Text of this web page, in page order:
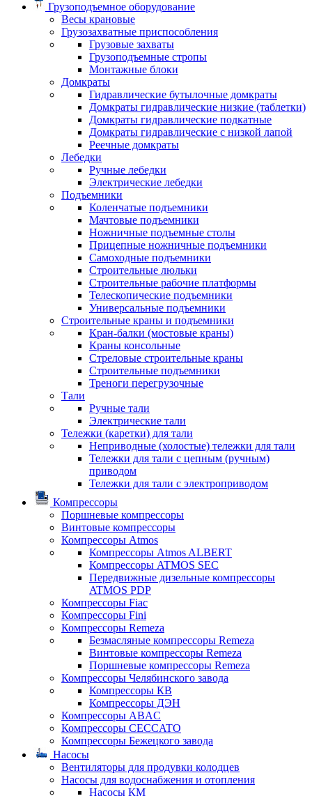
Грузоподъемное оборудование
Весы крановые
Грузозахватные приспособления
Грузовые захваты
Грузоподъемные стропы
Монтажные блоки
Домкраты
Гидравлические бутылочные домкраты
Домкраты гидравлические низкие (таблетки)
Домкраты гидравлические подкатные
Домкраты гидравлические с низкой лапой
Реечные домкраты
Лебедки
Ручные лебедки
Электрические лебедки
Подъемники
Коленчатые подъемники
Мачтовые подъемники
Ножничные подъемные столы
Прицепные ножничные подъемники
Самоходные подъемники
Строительные люльки
Строительные рабочие платформы
Телескопические подъемники
Универсальные подъемники
Строительные краны и подъемники
Кран-балки (мостовые краны)
Краны консольные
Стреловые строительные краны
Строительные подъемники
Треноги перегрузочные
Тали
Ручные тали
Электрические тали
Тележки (каретки) для тали
Неприводные (холостые) тележки для тали
Тележки для тали с цепным (ручным)
приводом
Тележки для тали с электроприводом
Компрессоры
Поршневые компрессоры
Винтовые компрессоры
Компрессоры Atmos
Компрессоры Atmos ALBERT
Компрессоры ATMOS SEC
Передвижные дизельные компрессоры
ATMOS PDP
Компрессоры Fiac
Компрессоры Fini
Компрессоры Remeza
Безмасляные компрессоры Remeza
Винтовые компрессоры Remeza
Поршневые компрессоры Remeza
Компрессоры Челябинского завода
Компрессоры КВ
Компрессоры ДЭН
Компрессоры ABAC
Компрессоры CECCATO
Компрессоры Бежецкого завода
Насосы
Вентиляторы для продувки колодцев
Насосы для водоснабжения и отопления
Насосы КМ